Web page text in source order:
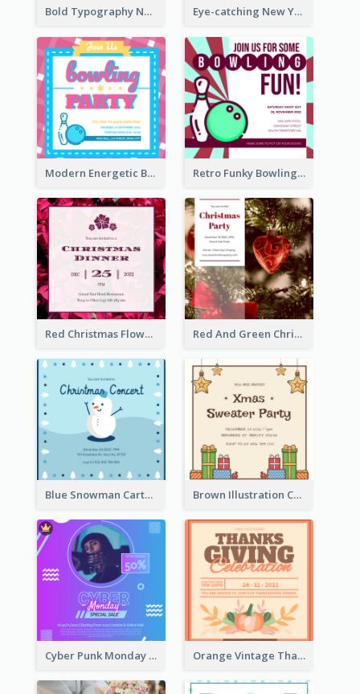
Bold Typography New Year Party Invitation Design Eye-catching New Year Eve Dinner Invitation Design Ideas
Modern Energetic Bowling Invitation Design Retro Funky Bowling Party Invitation Design
Red Christmas Flower Christmas Dinner Invitation Red And Green Christmas Tree Christmas Party Invitation
Blue Snowman Cartoon Christmas Concert Invitation Brown Illustration Christmas Sweater Party Invitation
Cyber Punk Monday Discount Invitation Design Orange Vintage Thanksgiving Celebration Invitation Design